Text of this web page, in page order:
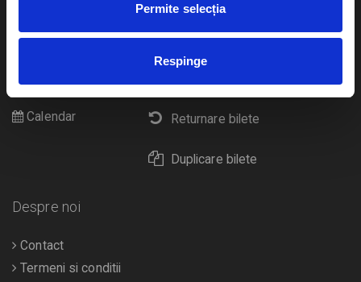
Permite selecția
Respinge
eBilet printat acasa
Returnare bilete
Duplicare bilete
Pentru copii
Diverse
Calendar
Despre noi
Contact
Termeni si conditii